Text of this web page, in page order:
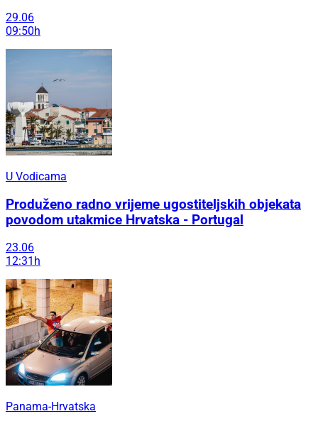
29.06
09:50h
U Vodicama
Produženo radno vrijeme ugostiteljskih objekata
povodom utakmice Hrvatska - Portugal
23.06
12:31h
Panama-Hrvatska